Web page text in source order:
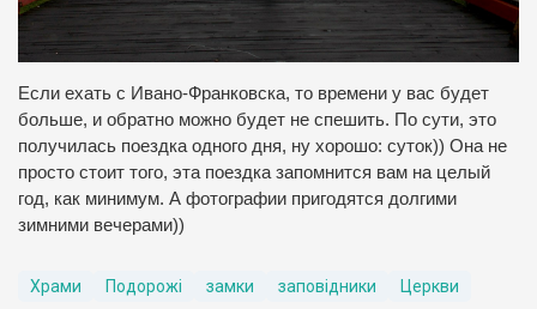
Если ехать с Ивано-Франковска, то времени у вас будет
больше, и обратно можно будет не спешить. По сути, это
получилась поездка одного дня, ну хорошо: суток)) Она не
просто стоит того, эта поездка запомнится вам на целый
год, как минимум. А фотографии пригодятся долгими
зимними вечерами))
Храми Подорожі замки заповідники Церкви